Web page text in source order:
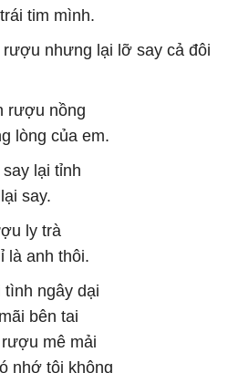
tim mình.
rượu nhưng lại lỡ say cả đôi
rượu nồng
lòng của em.
lại tỉnh
say.
ly trà
là anh thôi.
tình ngây dại
bên tai
mê mải
nhớ tôi không